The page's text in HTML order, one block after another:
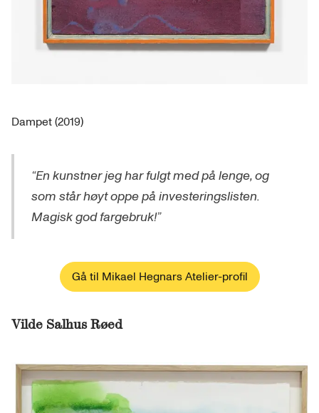
Dampet (2019)
“En kunstner jeg har fulgt med på lenge, og
som står høyt oppe på investeringslisten.
Magisk god fargebruk!”
Gå til Mikael Hegnars Atelier-profil
Vilde Salhus Røed